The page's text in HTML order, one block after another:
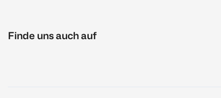
Finde uns auch auf